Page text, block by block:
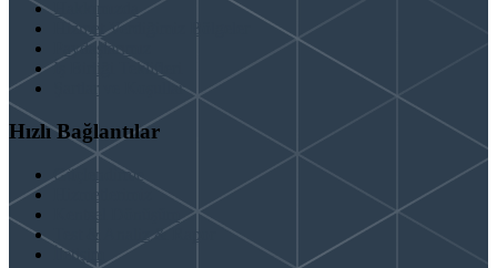
Hakkımızda
Hizmet Verdiğimiz Bölgeler
Paydaşlarımız
İş Birliği Teklifleri
Şartlar ve Koşullar
Hızlı Bağlantılar
Güçlendirme
Hizmetlerimiz
Test & Analiz & Rapor
İletişim